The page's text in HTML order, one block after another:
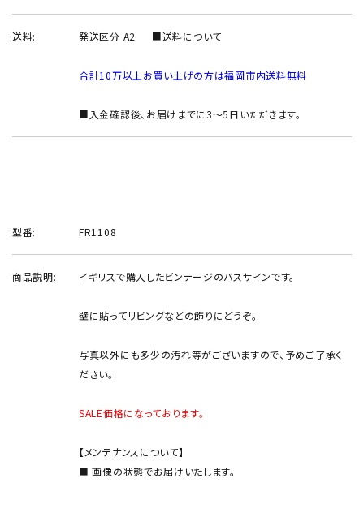
ACCOUNT MENU
person 新規会員登録
送料: 発送区分 A2 ■送料について
合計10万以上お買い上げの方は福岡市内送料無料
■入金確認後、お届けまでに3～5日いただきます。
型番: FR1108
商品説明: イギリスで購入したビンテージのバスサインです。
壁に貼ってリビングなどの飾りにどうぞ。
写真以外にも多少の汚れ等がございますので、予めご了承く
ださい。
SALE価格になっております。
【メンテナンスについて】
■ 画像の状態でお届けいたします。